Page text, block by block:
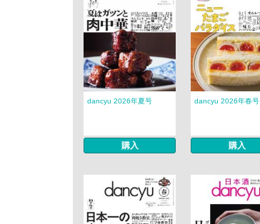
dancyu 2026年夏号
購入
dancyu 2026年春号
購入